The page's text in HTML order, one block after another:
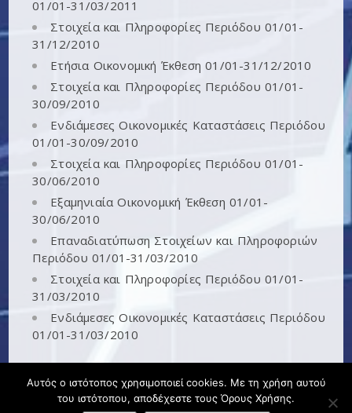
01/01-31/03/2011
Στοιχεία και Πληροφορίες Περιόδου 01/01-
31/12/2010
Ετήσια Οικονομική Έκθεση 01/01-31/12/2010
Στοιχεία και Πληροφορίες Περιόδου 01/01-
30/09/2010
Ενδιάμεσες Οικονομικές Καταστάσεις Περιόδου
01/01-30/09/2010
Στοιχεία και Πληροφορίες Περιόδου 01/01-
30/06/2010
Εξαμηνιαία Οικονομική Έκθεση 01/01-
30/06/2010
Επαναδιατύπωση Στοιχείων και Πληροφοριών
Περιόδου 01/01-31/03/2010
Στοιχεία και Πληροφορίες Περιόδου 01/01-
31/03/2010
Ενδιάμεσες Οικονομικές Καταστάσεις Περιόδου
01/01-31/03/2010
Αυτός ο ιστότοπος χρησιμοποιεί cookies. Με τη χρήση αυτού
του ιστότοπου, αποδέχεστε τους Όρους Χρήσης.